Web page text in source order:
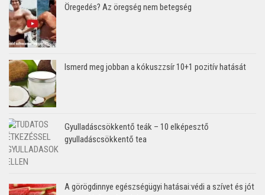
Öregedés? Az öregség nem betegség
Ismerd meg jobban a kókuszzsír 10+1 pozitív hatását
Gyulladáscsökkentő teák – 10 elképesztő
gyulladáscsökkentő tea
A görögdinnye egészségügyi hatásai:védi a szívet és jót